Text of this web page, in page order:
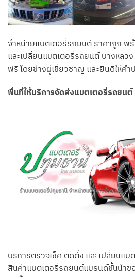
จำหน่ายแบตเตอรี่รถยนต์ ราคาถูก พ
และเปลี่ยนแบตเตอรี่รถยนต์ บางหลว
ฟรี โดยช่างผู้เชี่ยวชาญ และยินดีให้คำ
พื่นที่ให้บริการจัดส่งแบตเตอรี่รถยนต์
บริการตรวจเช็ค ติดตั้ง และเปลี่ยนแ
สินค้าแบตเตอรี่รถยนต์แบรนด์ชั้นนำข